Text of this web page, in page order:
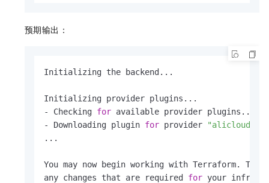
预期输出：
Initializing the backend...
Initializing provider plugins...
- Checking for available provider plugins...
- Downloading plugin for provider "alicloud"
...
You may now begin working with Terraform. Try
any changes that are required for your